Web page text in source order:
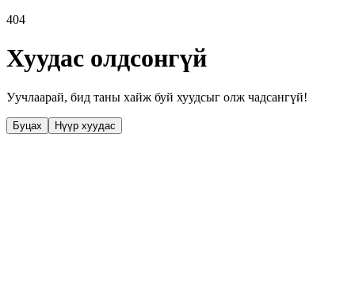
404
Хуудас олдсонгүй
Уучлаарай, бид таны хайж буй хуудсыг олж чадсангүй!
Буцах Нүүр хуудас